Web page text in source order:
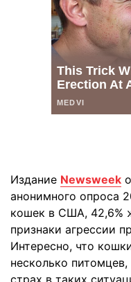
Издание Newsweek
анонимного опроса
кошек в США, 42,6%
признаки агрессии
Интересно, что
несколько
страх в таких